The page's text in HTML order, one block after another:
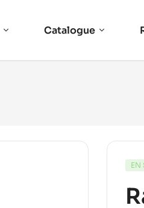
Catalogue
EN